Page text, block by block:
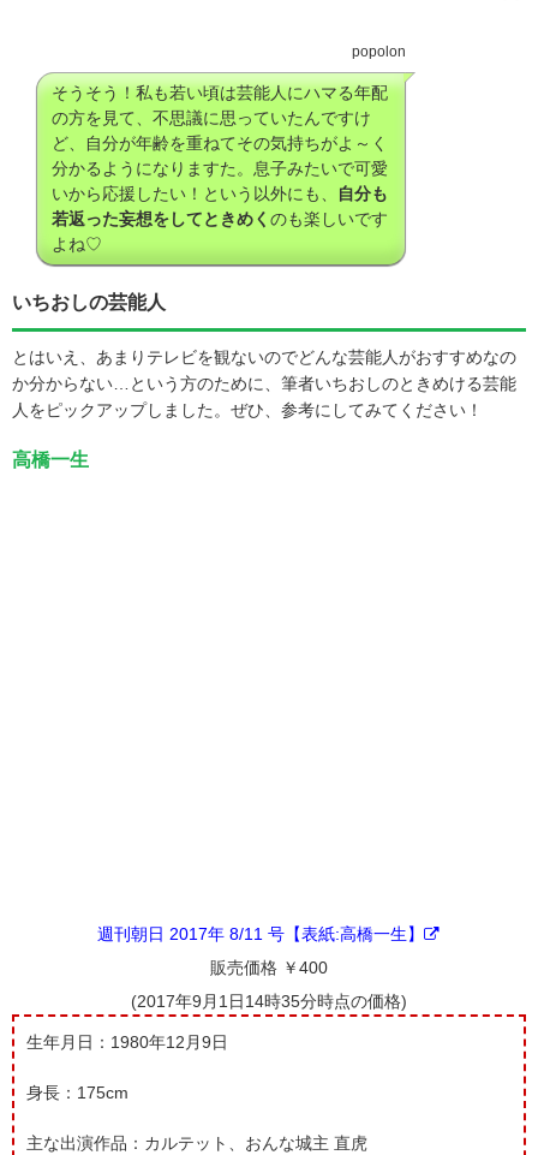
popolon
そうそう！私も若い頃は芸能人にハマる年配
の方を見て、不思議に思っていたんですけ
ど、自分が年齢を重ねてその気持ちがよ～く
分かるようになりますた。息子みたいで可愛
いから応援したい！という以外にも、
自分も
若返った妄想をしてときめく のも楽しいです
よね♡
いちおしの芸能人
とはいえ、あまりテレビを観ないのでどんな芸能人がおすすめなの
か分からない…という方のために、筆者いちおしのときめける芸能
人をピックアップしました。ぜひ、参考にしてみてください！
高橋一生
週刊朝日 2017年 8/11 号【表紙:高橋一生】
販売価格 ￥400
(2017年9月1日14時35分時点の価格)
生年月日：1980年12月9日
身長：175cm
主な出演作品：カルテット、おんな城主 直虎